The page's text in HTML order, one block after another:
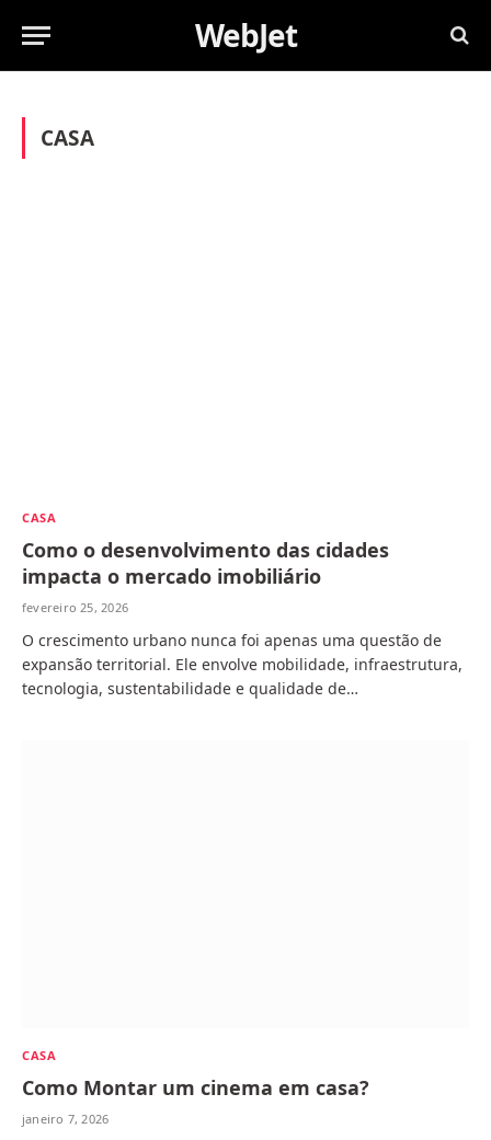
WebJet
CASA
CASA
Como o desenvolvimento das cidades
impacta o mercado imobiliário
fevereiro 25, 2026
O crescimento urbano nunca foi apenas uma questão de
expansão territorial. Ele envolve mobilidade, infraestrutura,
tecnologia, sustentabilidade e qualidade de…
CASA
Como Montar um cinema em casa?
janeiro 7, 2026